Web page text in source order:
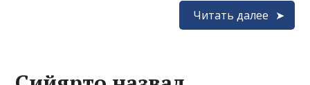
Читать далее